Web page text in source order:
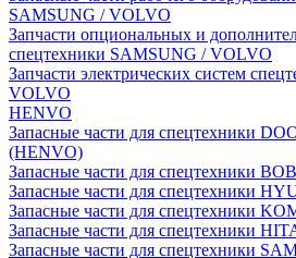
SAMSUNG / VOLVO
Запчасти опциональных и
спецтехники SAMSUNG / VOLVO
Запчасти электрических систем
VOLVO
HENVO
Запасные части для спецтехники
(HENVO)
Запасные части для спецтехники
Запасные части для спецтехники
Запасные части для спецтехники
Запасные части для спецтехники
Запасные части для спецтехники